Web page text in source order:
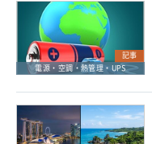
記事
電源・空調・熱管理・UPS